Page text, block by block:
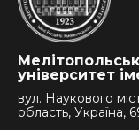
університет
вул. Наукового
область, Україна,